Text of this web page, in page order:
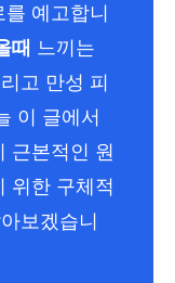
예고합니
때 느끼는
고 만성 피
이 글에서
근본적인 원
위한 구체적
보겠습니